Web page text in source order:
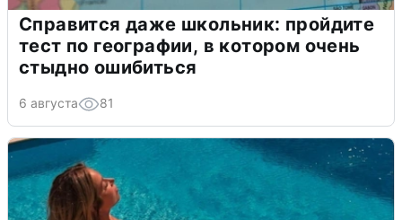
Справится даже школьник: пройдите
тест по географии, в котором очень
стыдно ошибиться
6 августа 81